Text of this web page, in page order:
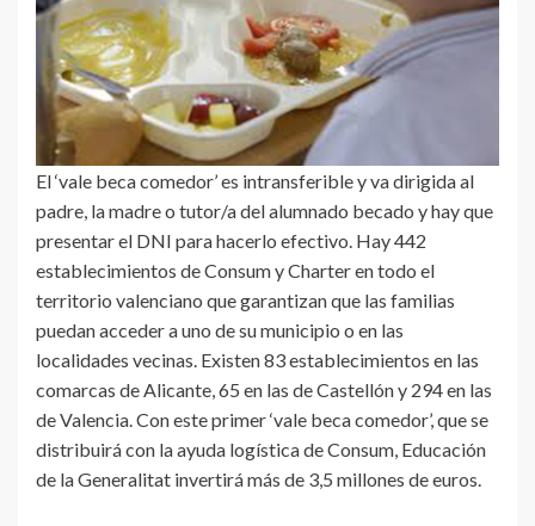
El ‘vale beca comedor’ es intransferible y va dirigida al
padre, la madre o tutor/a del alumnado becado y hay que
presentar el DNI para hacerlo efectivo. Hay 442
establecimientos de Consum y Charter en todo el
territorio valenciano que garantizan que las familias
puedan acceder a uno de su municipio o en las
localidades vecinas. Existen 83 establecimientos en las
comarcas de Alicante, 65 en las de Castellón y 294 en las
de Valencia. Con este primer ‘vale beca comedor’, que se
distribuirá con la ayuda logística de Consum, Educación
de la Generalitat invertirá más de 3,5 millones de euros.